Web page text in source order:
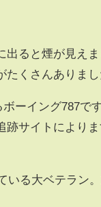
出ると煙が見え
くさんありまし
ーイング787です
跡サイトにより
いる大ベテラン